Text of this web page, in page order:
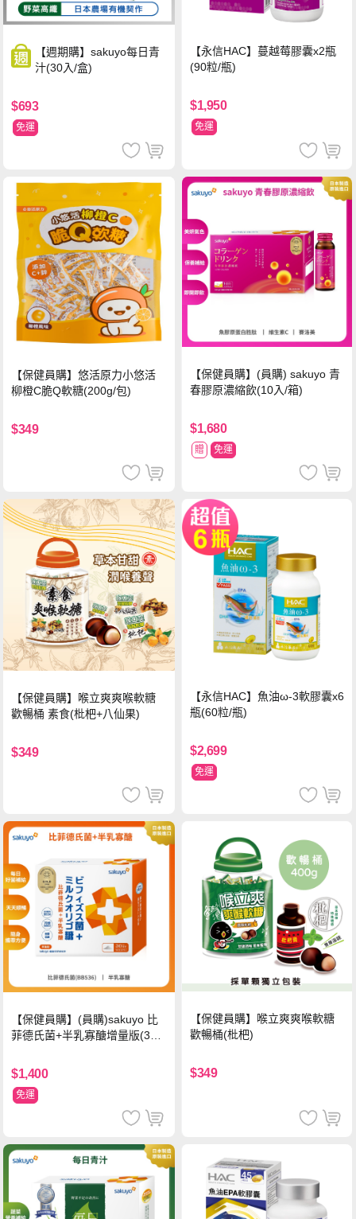
【週期購】sakuyo每日青
汁(30入/盒)
$693
免運
【永信HAC】蔓越莓膠囊x2瓶
(90粒/瓶)
$1,950
免運
【保健員購】悠活原力小悠活
柳橙C脆Q軟糖(200g/包)
$349
【保健員購】(員購) sakuyo 青
春膠原濃縮飲(10入/箱)
$1,680
贈 免運
【保健員購】喉立爽爽喉軟糖
歡暢桶 素食(枇杷+八仙果)
$349
【永信HAC】魚油ω-3軟膠囊x6
瓶(60粒/瓶)
$2,699
免運
【保健員購】(員購)sakuyo 比
菲德氏菌+半乳寡醣增量版(30
$1,400
免運
【保健員購】喉立爽爽喉軟糖
歡暢桶(枇杷)
$349